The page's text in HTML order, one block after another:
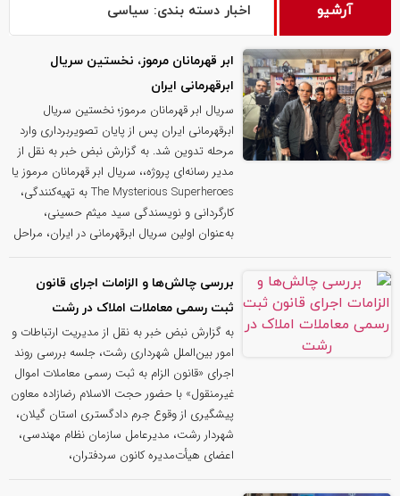
آرشیو اخبار دسته بندی: سیاسی
ابر قهرمانان مرموز، نخستین سریال
ابرقهرمانی ایران
سریال ابر قهرمانان مرموز؛ نخستین سریال
ابرقهرمانی ایران پس از پایان تصویربرداری وارد
مرحله تدوین شد. به گزارش نبض خبر به نقل از
مدیر رسانه‌ای پروژه،، سریال ابر قهرمانان مرموز یا
The Mysterious Superheroes به تهیه‌کنندگی،
کارگردانی و نویسندگی سید میثم حسینی،
به‌عنوان اولین سریال ابرقهرمانی در ایران، مراحل
بررسی چالش‌ها و الزامات اجرای قانون
ثبت رسمی معاملات املاک در رشت
به گزارش نبض خبر به نقل از مدیریت ارتباطات و
امور بین‌الملل شهرداری رشت، جلسه بررسی روند
اجرای «قانون الزام به ثبت رسمی معاملات اموال
غیرمنقول» با حضور حجت الاسلام رضازاده معاون
پیشگیری از وقوع جرم دادگستری استان گیلان،
شهردار رشت، مدیرعامل سازمان نظام مهندسی،
اعضای هیأت‌مدیره کانون سردفتران،